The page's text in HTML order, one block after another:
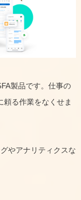
製品です。仕事の
頼る作業をなくせま
やアナリティクスな